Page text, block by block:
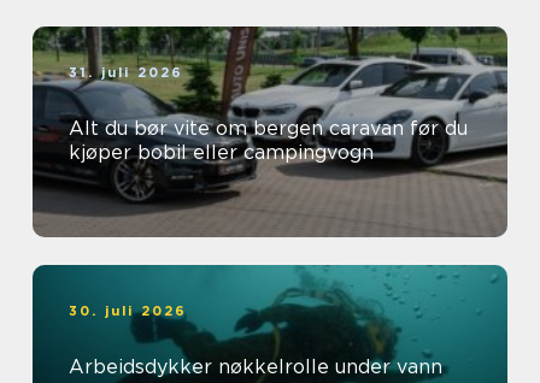
31. juli 2026
Alt du bør vite om bergen caravan før du
kjøper bobil eller campingvogn
30. juli 2026
Arbeidsdykker nøkkelrolle under vann